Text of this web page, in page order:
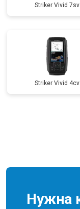
Striker Vivid 7sv
Striker Vivid 4cv
Нужна